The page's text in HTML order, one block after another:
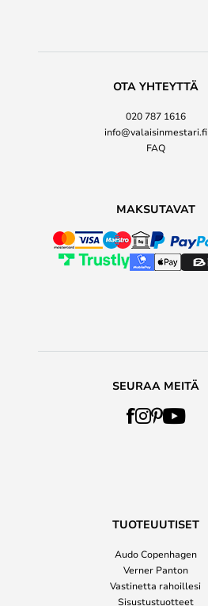
OTA YHTEYTTÄ
020 787 1616
info@valaisinmestari.fi
FAQ
MAKSUTAVAT
SEURAA MEITÄ
TUOTEUUTISET
Audo Copenhagen
Verner Panton
Vastinetta rahoillesi
Sisustustuotteet